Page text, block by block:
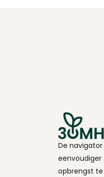
De
eenvoudiger
opbrengst